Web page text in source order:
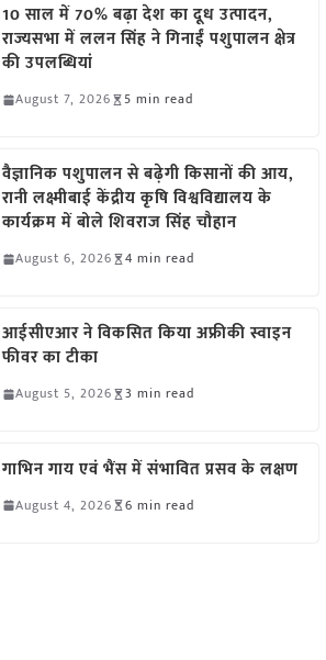
10 साल में 70% बढ़ा देश का दूध उत्पादन,
राज्यसभा में ललन सिंह ने गिनाईं पशुपालन क्षेत्र
की उपलब्धियां
August 7, 2026 5 min read
वैज्ञानिक पशुपालन से बढ़ेगी किसानों की आय,
रानी लक्ष्मीबाई केंद्रीय कृषि विश्वविद्यालय के
कार्यक्रम में बोले शिवराज सिंह चौहान
August 6, 2026 4 min read
आईसीएआर ने विकसित किया अफ्रीकी स्वाइन
फीवर का टीका
August 5, 2026 3 min read
गाभिन गाय एवं भैंस में संभावित प्रसव के लक्षण
August 4, 2026 6 min read